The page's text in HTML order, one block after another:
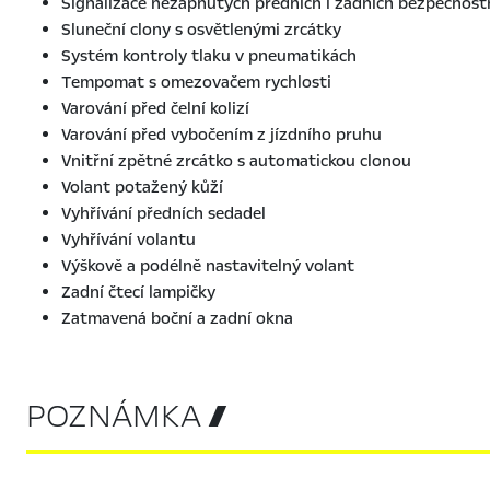
Sluneční clony s osvětlenými zrcátky
Systém kontroly tlaku v pneumatikách
Tempomat s omezovačem rychlosti
Varování před čelní kolizí
Varování před vybočením z jízdního pruhu
Vnitřní zpětné zrcátko s automatickou clonou
Volant potažený kůží
Vyhřívání předních sedadel
Vyhřívání volantu
Výškově a podélně nastavitelný volant
Zadní čtecí lampičky
Zatmavená boční a zadní okna
POZNÁMKA 